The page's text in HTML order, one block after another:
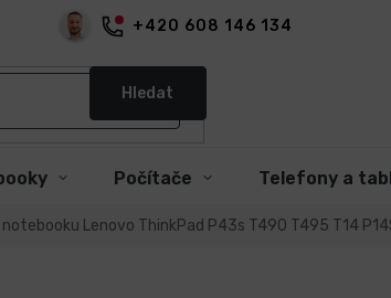
+420 608 146 134
Hledat
Počítače Telefony a
Lenovo ThinkPad P43s T490 T495 T14